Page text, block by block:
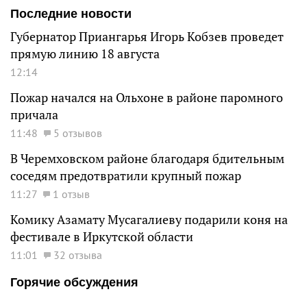
Последние новости
Губернатор Приангарья Игорь Кобзев проведет
прямую линию 18 августа
12:14
Пожар начался на Ольхоне в районе паромного
причала
11:48 5 отзывов
В Черемховском районе благодаря бдительным
соседям предотвратили крупный пожар
11:27 1 отзыв
Комику Азамату Мусагалиеву подарили коня на
фестивале в Иркутской области
11:01
32 отзыва
Горячие обсуждения